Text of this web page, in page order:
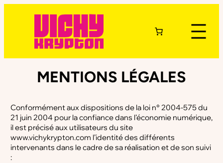
MENTIONS LÉGALES
Conformément aux dispositions de la loi n° 2004-575 du
21 juin 2004 pour la confiance dans l’économie numérique,
il est précisé aux utilisateurs du site
www.vichykrypton.com l’identité des différents
intervenants dans le cadre de sa réalisation et de son suivi
: